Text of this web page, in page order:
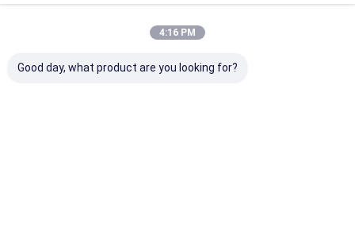
4:16 PM
Good day, what product are you looking for?